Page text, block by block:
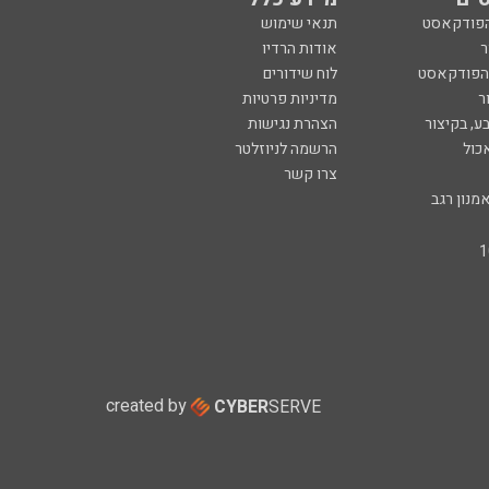
תנאי שימוש
אודות הרדיו
הפודקאסט
לוח שידורים
מדיניות פרטיות
בקיצור
הצהרת נגישות
הרשמה לניוזלטר
צרו קשר
רגב
created by CYBERSERVE